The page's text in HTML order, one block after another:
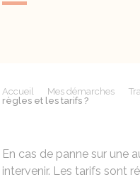
Accueil Mes démarches
règles et les tarifs ?
En cas de panne sur une
intervenir. Les tarifs sont